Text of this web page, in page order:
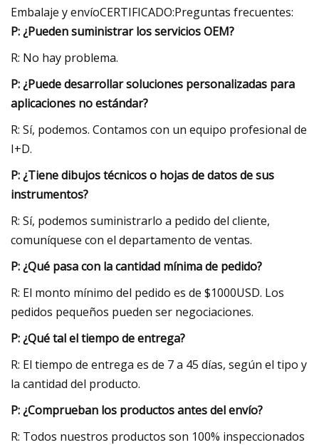
Embalaje y envíoCERTIFICADO:Preguntas frecuentes:
P: ¿Pueden suministrar los servicios OEM?
R: No hay problema.
P: ¿Puede desarrollar soluciones personalizadas para
aplicaciones no estándar?
R: Sí, podemos. Contamos con un equipo profesional de
I+D.
P: ¿Tiene dibujos técnicos o hojas de datos de sus
instrumentos?
R: Sí, podemos suministrarlo a pedido del cliente,
comuníquese con el departamento de ventas.
P: ¿Qué pasa con la cantidad mínima de pedido?
R: El monto mínimo del pedido es de $1000USD. Los
pedidos pequeños pueden ser negociaciones.
P: ¿Qué tal el tiempo de entrega?
R: El tiempo de entrega es de 7 a 45 días, según el tipo y
la cantidad del producto.
P: ¿Comprueban los productos antes del envío?
R: Todos nuestros productos son 100% inspeccionados